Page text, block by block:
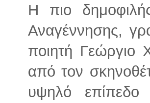
Η πιο
Αναγέννησης,
ποιητή Γεώργιο
από τον
υψηλό